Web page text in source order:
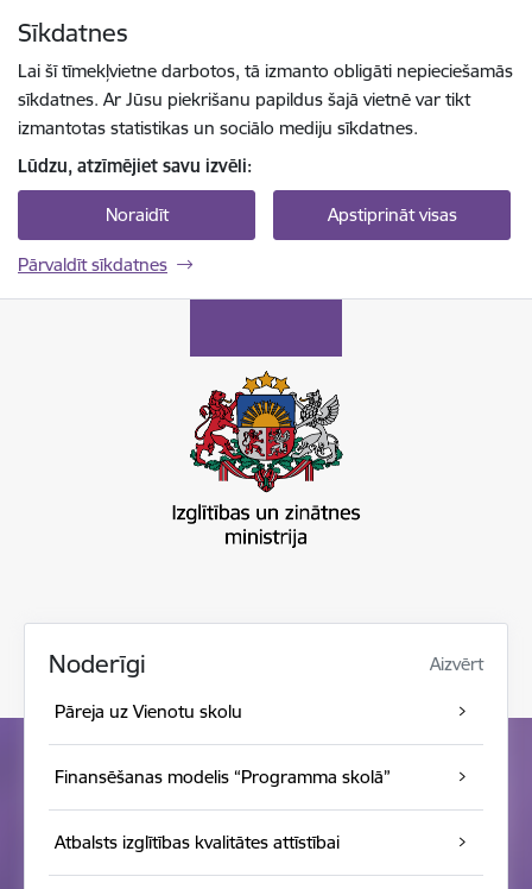
Sīkdatnes
Lai šī tīmekļvietne darbotos, tā izmanto obligāti nepieciešamās
sīkdatnes. Ar Jūsu piekrišanu papildus šajā vietnē var tikt
izmantotas statistikas un sociālo mediju sīkdatnes.
Lūdzu, atzīmējiet savu izvēli:
Noraidīt Apstiprināt visas
Pārvaldīt sīkdatnes
Noderīgi Aizvērt
Pāreja uz Vienotu skolu
Finansēšanas modelis “Programma skolā”
Atbalsts izglītības kvalitātes attīstībai